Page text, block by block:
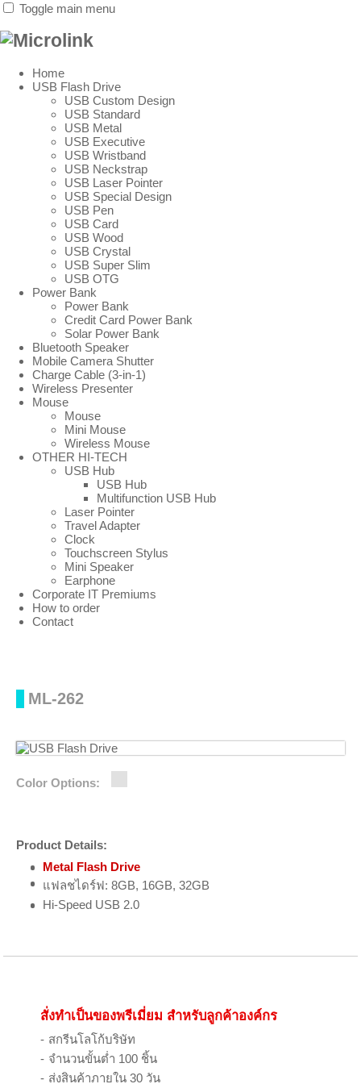
Toggle main menu
Home
USB Flash Drive
USB Custom Design
USB Standard
USB Metal
USB Executive
USB Wristband
USB Neckstrap
USB Laser Pointer
USB Special Design
USB Pen
USB Card
USB Wood
USB Crystal
USB Super Slim
USB OTG
Power Bank
Power Bank
Credit Card Power Bank
Solar Power Bank
Bluetooth Speaker
Mobile Camera Shutter
Charge Cable (3-in-1)
Wireless Presenter
Mouse
Mouse
Mini Mouse
Wireless Mouse
OTHER HI-TECH
USB Hub
USB Hub
Multifunction USB Hub
Laser Pointer
Travel Adapter
Clock
Touchscreen Stylus
Mini Speaker
Earphone
Corporate IT Premiums
How to order
Contact
ML-262
Color Options:
Product Details:
Metal Flash Drive
แฟลชไดร์ฟ: 8GB, 16GB, 32GB
Hi-Speed USB 2.0
สั่งทำเป็นของพรีเมี่ยม สำหรับลูกค้าองค์กร
สกรีนโลโก้บริษัท
จำนวนขั้นต่ำ 100 ชิ้น
ส่งสินค้าภายใน 30 วัน